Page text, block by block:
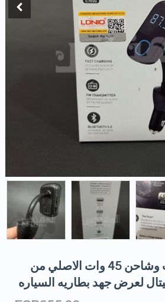
جهاز السياره بلوتوث وشاحن 45 وات الاصلي من
لعرض جهد بطاريه السياره